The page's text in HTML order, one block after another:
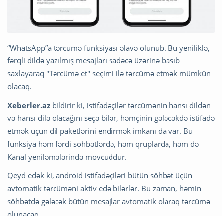
“WhatsApp”a tərcümə funksiyası əlavə olunub. Bu yeniliklə,
fərqli dildə yazılmış mesajları sadəcə üzərinə basıb
saxlayaraq "Tərcümə et" seçimi ilə tərcümə etmək mümkün
olacaq.
Xeberler.az bildirir ki, istifadəçilər tərcümənin hansı dildən
və hansı dilə olacağını seçə bilər, həmçinin gələcəkdə istifadə
etmək üçün dil paketlərini endirmək imkanı da var. Bu
funksiya həm fərdi söhbətlərdə, həm qruplarda, həm də
Kanal yeniləmələrində mövcuddur.
Qeyd edək ki, android istifadəçiləri bütün söhbət üçün
avtomatik tərcüməni aktiv edə bilərlər. Bu zaman, həmin
söhbətdə gələcək bütün mesajlar avtomatik olaraq tərcümə
olunacaq.